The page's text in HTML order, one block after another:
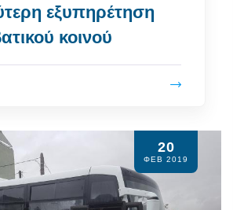
εξυπηρέτηση
κοινού
20
ΦΕΒ 2019